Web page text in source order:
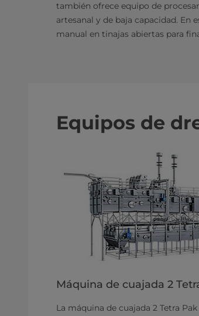
también ofrece equipo de
artesanal y de baja capacidad. En
manual en tinajas abiertas para
Equipos de
Máquina de cuajada 2
La máquina de cuajada 2 Tetra